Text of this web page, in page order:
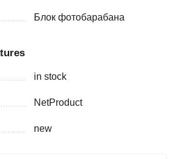
Блок фотобарабана
in stock
NetProduct
new